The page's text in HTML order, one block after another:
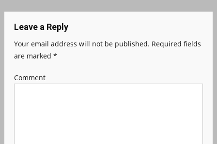
Leave a Reply
Your email address will not be published. Required fields
are marked *
Comment